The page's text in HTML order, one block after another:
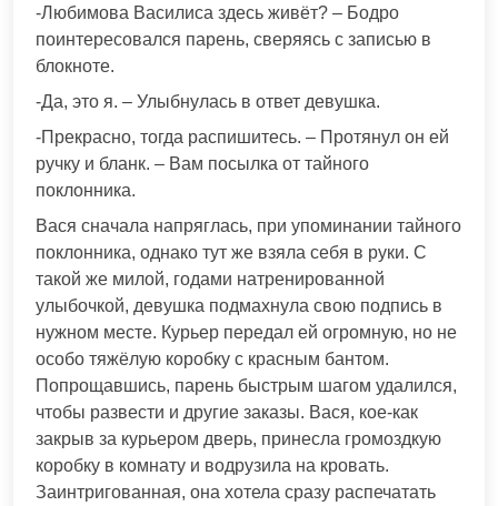
-Любимова Василиса здесь живёт? – Бодро
поинтересовался парень, сверяясь с записью в
блокноте.
-Да, это я. – Улыбнулась в ответ девушка.
-Прекрасно, тогда распишитесь. – Протянул он ей
ручку и бланк. – Вам посылка от тайного
поклонника.
Вася сначала напряглась, при упоминании тайного
поклонника, однако тут же взяла себя в руки. С
такой же милой, годами натренированной
улыбочкой, девушка подмахнула свою подпись в
нужном месте. Курьер передал ей огромную, но не
особо тяжёлую коробку с красным бантом.
Попрощавшись, парень быстрым шагом удалился,
чтобы развести и другие заказы. Вася, кое-как
закрыв за курьером дверь, принесла громоздкую
коробку в комнату и водрузила на кровать.
Заинтригованная, она хотела сразу распечатать